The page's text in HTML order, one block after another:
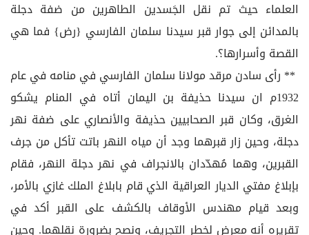
العلماء حيث تم نقل الجَسدين الطاهرين من ضفة دجلة
بالمدائن إلى جوار قبر سيدنا سلمان الفارسي {رض} فما هي
القصة وأسرارها؟.
** رأى سادن مرقد مولانا سلمان الفارسي في منامه في عام
1932م ان سيدنا حذيفة بن اليمان أتاه في المنام يشكو
الغرق، وكان قبر الصحابيين حذيفة والأنصاري على ضفة نهر
دجلة، وحين زار قبرهما وجد أن مياه النهر باتت تأكل من جرف
القبرين، وهما مُهدّدان بالانجراف في نهر دجلة النهر، فقام
بإبلاغ مفتي الديار العراقية الذي قام بابلاغ الملك غازي بالأمر،
وبعد قيام مهندس الأوقاف بالكشف على القبر أكد في
تقريره أنه معرض لخطر التجريف، ونصح بضرورة نقلهما. وحين